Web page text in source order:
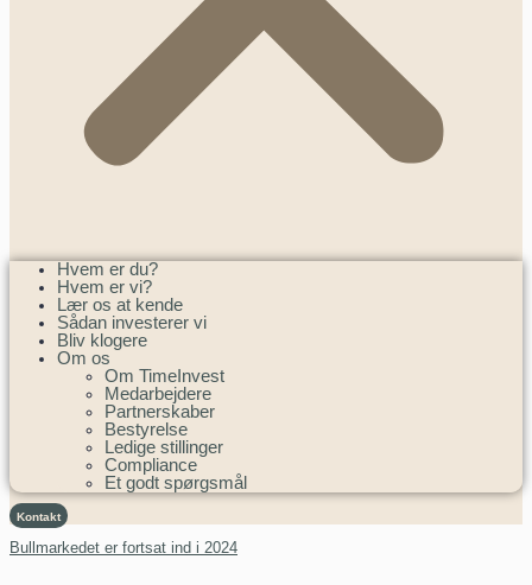
Hvem er du?
Hvem er vi?
Lær os at kende
Sådan investerer vi
Bliv klogere
Om os
Om TimeInvest
Medarbejdere
Partnerskaber
Bestyrelse
Ledige stillinger
Compliance
Et godt spørgsmål
Kontakt
Bullmarkedet er fortsat ind i 2024